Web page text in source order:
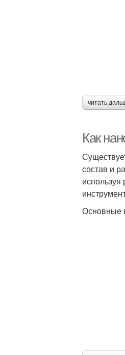
читать
Как
состав и
Основные